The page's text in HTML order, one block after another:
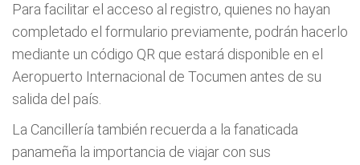
Para facilitar el acceso al registro, quienes no hayan
completado el formulario previamente, podrán hacerlo
mediante un código QR que estará disponible en el
Aeropuerto Internacional de Tocumen antes de su
salida del país.
La Cancillería también recuerda a la fanaticada
panameña la importancia de viajar con sus